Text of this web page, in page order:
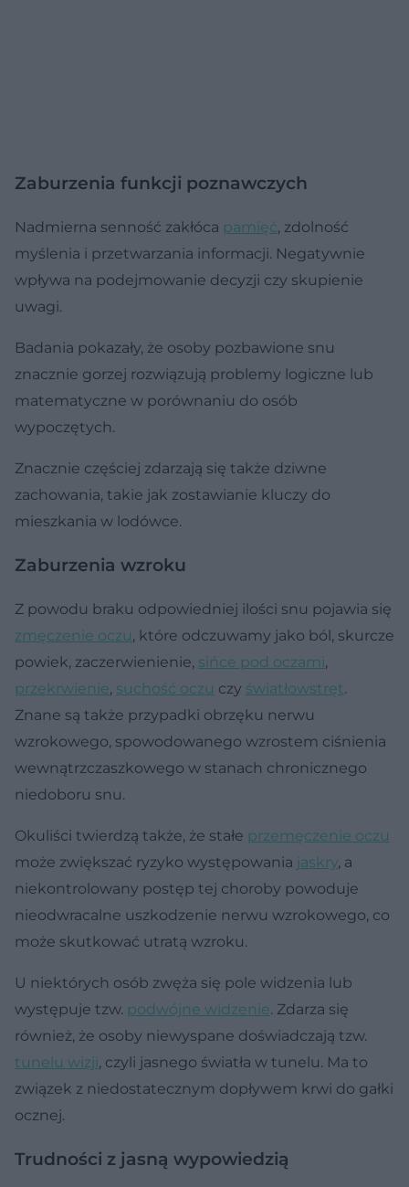
Zaburzenia funkcji poznawczych
Nadmierna senność zakłóca pamięć, zdolność
myślenia i przetwarzania informacji. Negatywnie
wpływa na podejmowanie decyzji czy skupienie
uwagi.
Badania pokazały, że osoby pozbawione snu
znacznie gorzej rozwiązują problemy logiczne lub
matematyczne w porównaniu do osób
wypoczętych.
Znacznie częściej zdarzają się także dziwne
zachowania, takie jak zostawianie kluczy do
mieszkania w lodówce.
Zaburzenia wzroku
Z powodu braku odpowiedniej ilości snu pojawia się
zmęczenie oczu, które odczuwamy jako ból, skurcze
powiek, zaczerwienienie, sińce pod oczami,
przekrwienie, suchość oczu czy światłowstręt.
Znane są także przypadki obrzęku nerwu
wzrokowego, spowodowanego wzrostem ciśnienia
wewnątrzczaszkowego w stanach chronicznego
niedoboru snu.
Okuliści twierdzą także, że stałe przemęczenie oczu
może zwiększać ryzyko występowania jaskry, a
niekontrolowany postęp tej choroby powoduje
nieodwracalne uszkodzenie nerwu wzrokowego, co
może skutkować utratą wzroku.
U niektórych osób zwęża się pole widzenia lub
występuje tzw. podwójne widzenie. Zdarza się
również, że osoby niewyspane doświadczają tzw.
tunelu wizji, czyli jasnego światła w tunelu. Ma to
związek z niedostatecznym dopływem krwi do gałki
ocznej.
Trudności z jasną wypowiedzią